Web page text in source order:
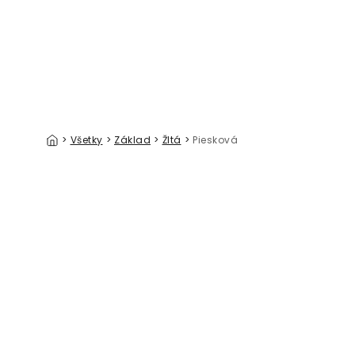
> Všetky > Základ > Žltá > Piesková